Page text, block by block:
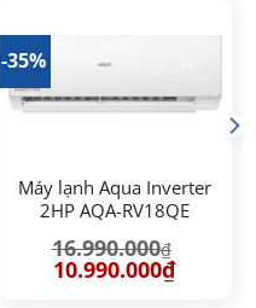
-35%
Máy lạnh Aqua Inverter
2HP AQA-RV18QE
16.990.000₫
Giá
gốc
10.990.000₫Giá